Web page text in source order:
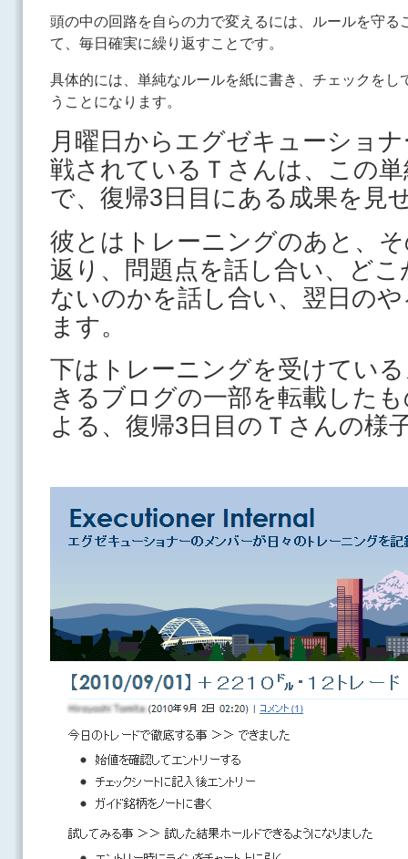
頭の中の回路を自らの力で変えるには、ルールを守
て、毎日確実に繰り返すことです。
具体的には、単純なルールを紙に書き、チェックを
うことになります。
月曜日からエグゼキューショ
戦されているＴさんは、この
で、復帰3日目にある成果を見
彼とはトレーニングのあと、
返り、問題点を話し合い、ど
ないのかを話し合い、翌日の
ます。
下はトレーニングを受けてい
きるブログの一部を転載した
よる、復帰3日目のＴさんの様